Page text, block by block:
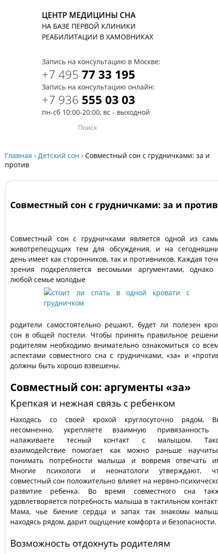
ЦЕНТР МЕДИЦИНЫ СНА
НА БАЗЕ ПЕРВОЙ КЛИНИКИ
РЕАБИЛИТАЦИИ В ХАМОВНИКАХ
Запись на консультацию в Москве:
+7 495 77 33 195
Запись на консультацию онлайн:
+7 936 555 03 03
пн-сб 10:00-20:00, вс - выходной
Главная › Детский сон › Совместный сон с грудничками: за и
против
Совместный сон с грудничками: за и против
Совместный сон с грудничками является одной из
животрепещущих тем для обсуждения, и на
день имеет как сторонников, так и противников. Каждая
зрения подкрепляется весомыми аргументами,
любой семье молодые
родители самостоятельно решают, будет ли полезен
сон в общей постели. Чтобы принять правильное
родителям необходимо внимательно ознакомиться со
аспектами совместного сна с грудничками, «за» и
должны быть хорошо взвешены.
Совместный сон: аргументы «за»
Крепкая и нежная связь с ребенком
Находясь со своей крохой круглосуточно рядом,
несомненно, укрепляете взаимную привязанность
налаживаете тесный контакт с малышом.
взаимодействие помогает как можно раньше
понимать потребности малыша и вовремя отвечать
Многие психологи и неонатологи утверждают,
совместный сон положительно влияет на нервно-
развитие ребенка. Во время совместного сна
удовлетворяется потребность малыша в тактильном
Мама, чье биение сердца и запах так знакомы
находясь рядом, дарит ощущение комфорта и безопасности.
Возможность отдохнуть родителям